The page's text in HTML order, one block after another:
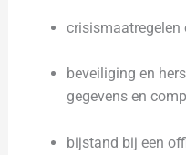
crisismaatregelen
beveiliging en
gegevens en
bijstand bij een